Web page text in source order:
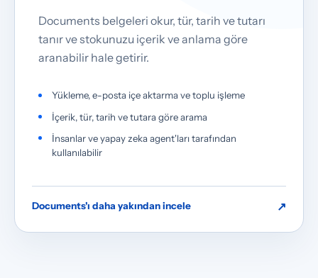
Documents belgeleri okur, tür, tarih ve tutarı
tanır ve stokunuzu içerik ve anlama göre
aranabilir hale getirir.
Yükleme, e-posta içe aktarma ve toplu işleme
İçerik, tür, tarih ve tutara göre arama
İnsanlar ve yapay zeka agent'ları tarafından
kullanılabilir
Documents'ı daha yakından incele ↗